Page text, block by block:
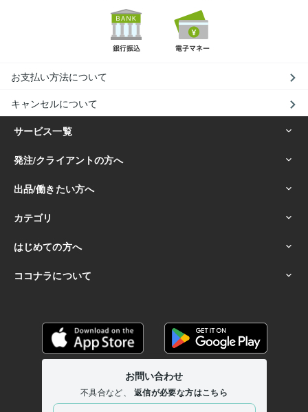
お支払い方法について
キャンセルについて